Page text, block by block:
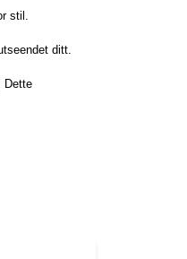
stil.
ditt.
. Dette